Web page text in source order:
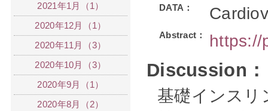
DATA：
Abstract： https://
Discussion：
基礎インスリ
2021年1月（1）
2020年12月（1）
2020年11月（3）
2020年10月（3）
2020年9月（1）
2020年8月（2）